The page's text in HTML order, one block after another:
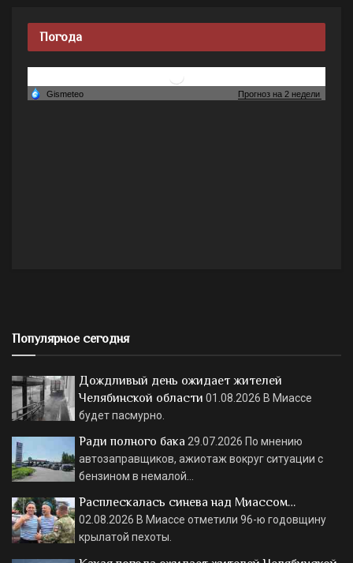
Погода
Популярное сегодня
Дождливый день ожидает жителей
Челябинской области 01.08.2026 В Миассе
будет пасмурно.
Ради полного бака 29.07.2026 По мнению
автозаправщиков, ажиотаж вокруг ситуации с
бензином в немалой…
Расплескалась синева над Миассом…
02.08.2026 В Миассе отметили 96-ю годовщину
крылатой пехоты.